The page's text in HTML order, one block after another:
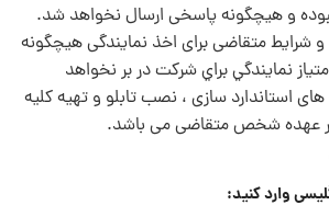
و هيچگونه پاسخی ارسال نخواهد شد.
و شرایط متقاضی برای اخذ نمایندگی هيچگونه
نمايندگي براي شركت در بر نخواهد
های استاندارد سازی ، نصب تابلو و تهيه كليه
عهده شخص متقاضی می باشد.
وارد کنید: